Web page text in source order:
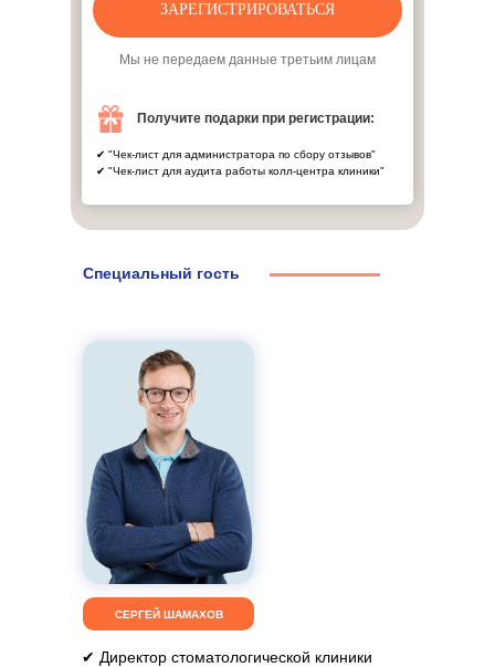
ЗАРЕГИСТРИРОВАТЬСЯ
Мы не передаем данные третьим лицам
Получите подарки при регистрации:
✔ "Чек-лист для администратора по сбору отзывов"
✔ "Чек-лист для аудита работы колл-центра клиники"
Специальный гость
✔ Директор стоматологической клиники
СЕРГЕЙ ШАМАХОВ